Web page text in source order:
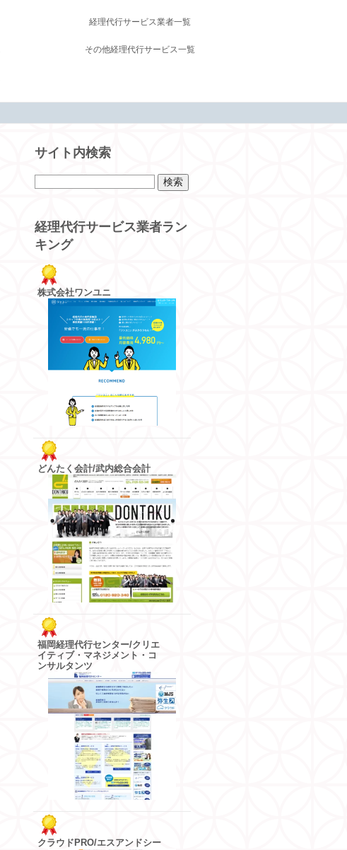
経理代行サービス業者一覧
その他経理代行サービス一覧
サイト内検索
経理代行サービス業者ラン
キング
株式会社ワンユニ
どんたく会計/武内総合会計
福岡経理代行センター/クリエ
イティブ・マネジメント・コ
ンサルタンツ
クラウドPRO/エスアンドシー